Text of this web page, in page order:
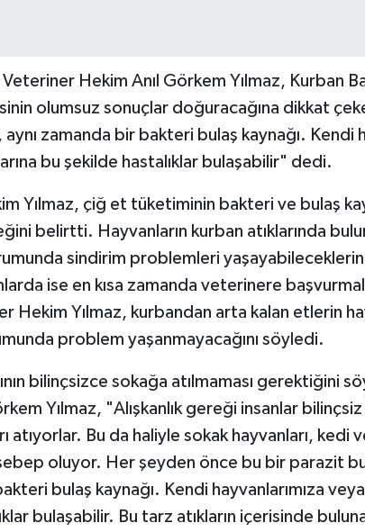
Hekim Anıl Görkem Yılmaz, Kurban
olumsuz sonuçlar doğuracağına dikkat
aynı zamanda bir bakteri bulaş kaynağı. Kendi
bu şekilde hastalıklar bulaşabilir" dedi.
Yılmaz, çiğ et tüketiminin bakteri ve bulaş
belirtti. Hayvanların kurban atıklarında
sindirim problemleri
ise en kısa zamanda veterinere
Hekim Yılmaz, kurbandan arta kalan etlerin
problem yaşanmayacağını söyledi.
bilinçsizce sokağa atılmaması gerektiğini
Yılmaz, "Alışkanlık gereği insanlar
atıyorlar. Bu da haliyle sokak hayvanları,
oluyor. Her şeyden önce bu bir parazit
bulaş kaynağı. Kendi hayvanlarımıza
bulaşabilir. Bu tarz atıkların içerisinde